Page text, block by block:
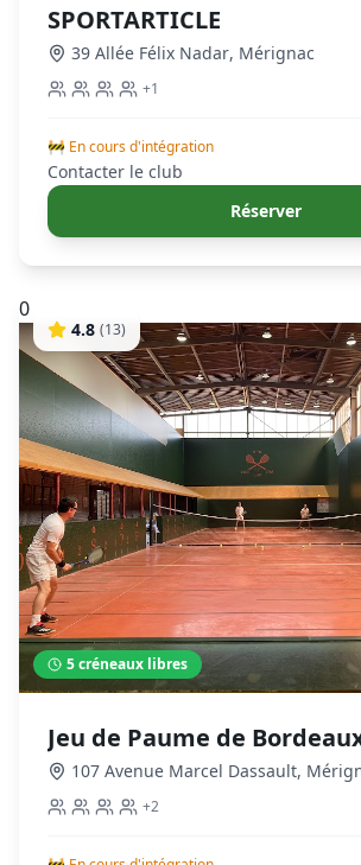
SPORTARTICLE
39 Allée Félix Nadar, Mérignac
+1
🚧 En cours d'intégration
Contacter le club
Réserver
0
4.8 (13)
5créneaux libres
Jeu de Paume de
107 Avenue Marcel Dassault,
+2